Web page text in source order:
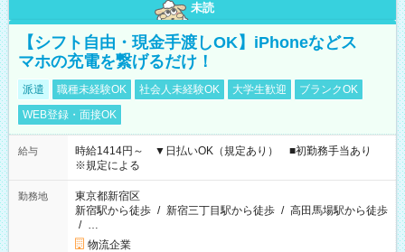
未読
【シフト自由・現金手渡しOK】iPhoneなどス
マホの充電を繋げるだけ！
派遣 職種未経験OK 社会人未経験OK 大学生歓迎
ブランクOK
WEB登録・面接OK
給与
時給1414円～ ▼日払いOK（規定あり） ■初勤務手当あり
※規定による
勤務地
東京都新宿区
新宿駅から徒歩 / 新宿三丁目駅から徒歩 / 高田馬場駅から徒歩
/ …
物流企業